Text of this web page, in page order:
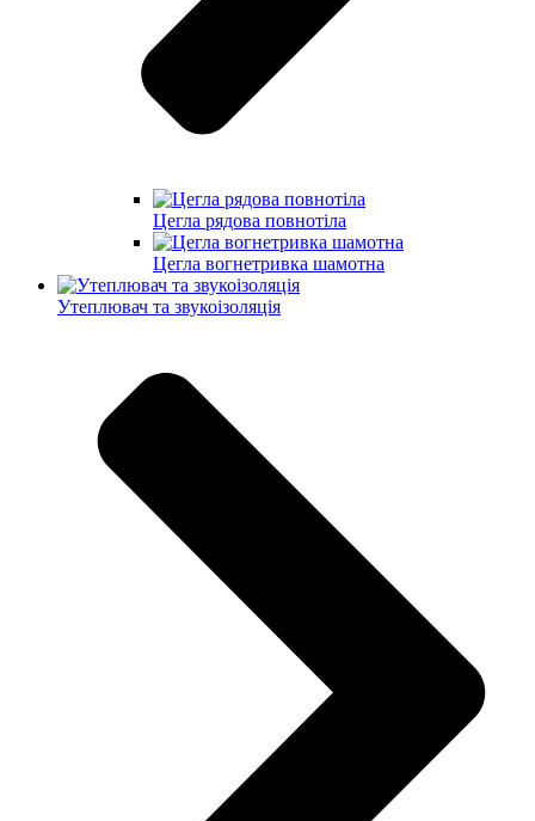
Цегла рядова повнотіла
Цегла вогнетривка шамотна
Утеплювач та звукоізоляція